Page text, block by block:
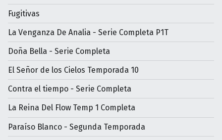
Fugitivas
La Venganza De Analia - Serie Completa P1T
Doña Bella - Serie Completa
El Señor de los Cielos Temporada 10
Contra el tiempo - Serie Completa
La Reina Del Flow Temp 1 Completa
Paraíso Blanco - Segunda Temporada